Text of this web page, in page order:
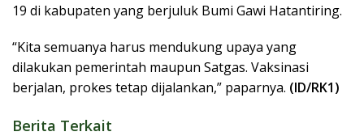
19 di kabupaten yang berjuluk Bumi Gawi Hatantiring.
“Kita semuanya harus mendukung upaya yang
dilakukan pemerintah maupun Satgas. Vaksinasi
berjalan, prokes tetap dijalankan,” paparnya. (ID/RK1)
Berita Terkait